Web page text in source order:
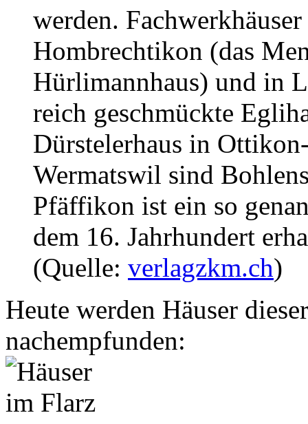
werden.
Hombrechtikon (das
Hürlimannhaus) und in
reich geschmückte
Dürstelerhaus in
Wermatswil sind
Pfäffikon ist ein so
dem 16. Jahrhundert
(Quelle: verlagzkm.ch)
Heute werden Häuser
nachempfunden: